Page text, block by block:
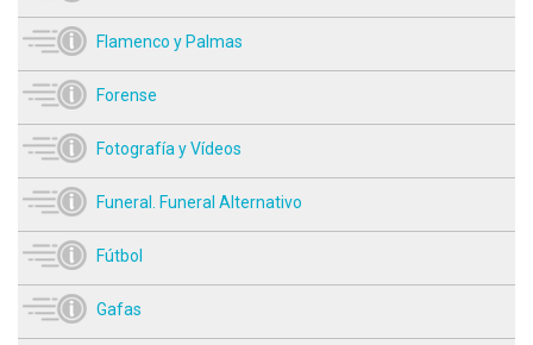
Flamenco y Palmas
Forense
Fotografía y Vídeos
Funeral. Funeral Alternativo
Fútbol
Gafas